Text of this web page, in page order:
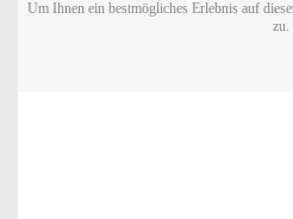
Um Ihnen ein bestmögliches Erlebnis auf
zu.